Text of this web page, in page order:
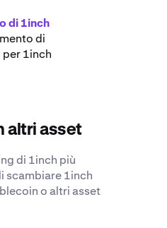
di 1inch
di
1inch
altri asset
di 1inch più
scambiare 1inch
o altri asset